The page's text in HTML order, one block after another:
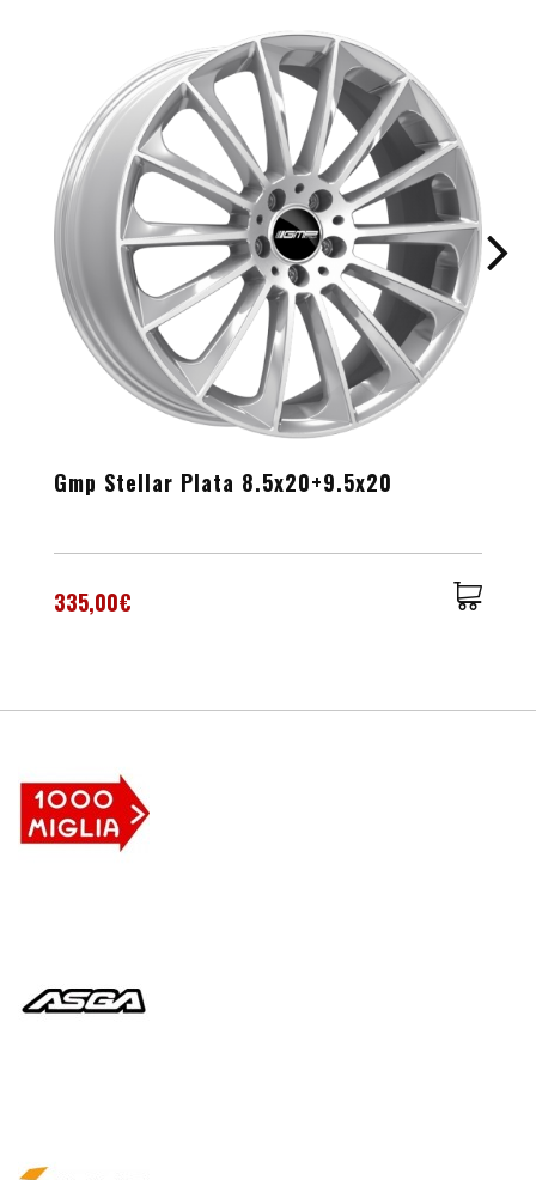
Gmp Stellar Plata 8.5x20+9.5x20
335,00€